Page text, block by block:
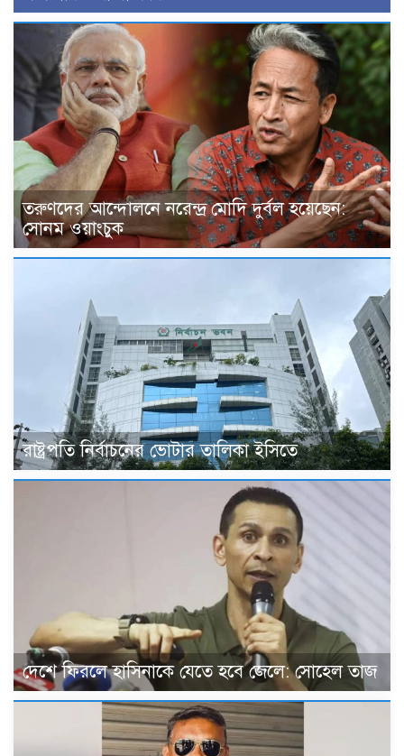
তরুণদের আন্দোলনে নরেন্দ্র মোদি দুর্বল হয়েছেন:
সোনম ওয়াংচুক
রাষ্ট্রপতি নির্বাচনের ভোটার তালিকা ইসিতে
দেশে ফিরলে হাসিনাকে যেতে হবে জেলে: সোহেল তাজ